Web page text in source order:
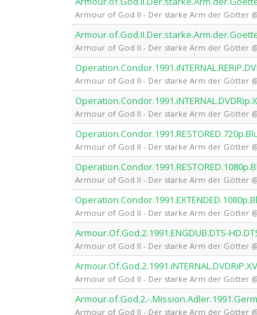
Armour of God II - Der starke Arm der Götter @
Armour of God II - Der starke Arm der Götter @
Armour of God II - Der starke Arm der Götter @
Armour of God II - Der starke Arm der Götter @
Armour of God II - Der starke Arm der Götter @
Armour of God II - Der starke Arm der Götter @
Armour of God II - Der starke Arm der Götter @
Armour.Of.God.2.1991.ENGDUB.DTS-
Armour of God II - Der starke Arm der Götter @
Armour of God II - Der starke Arm der Götter @
Armour.of.God.2.-
Armour of God II - Der starke Arm der Götter @